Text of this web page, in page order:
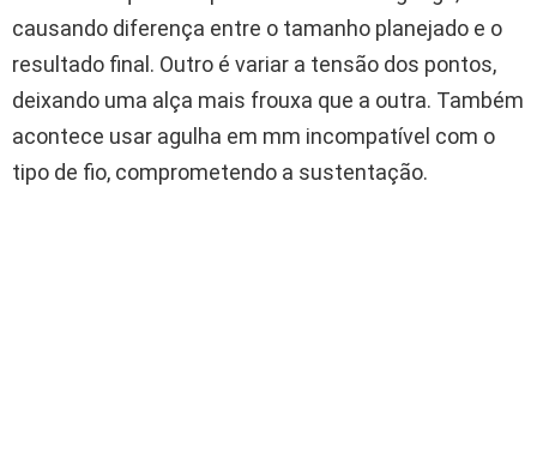
causando diferença entre o tamanho planejado e o
resultado final. Outro é variar a tensão dos pontos,
deixando uma alça mais frouxa que a outra. Também
acontece usar agulha em mm incompatível com o
tipo de fio, comprometendo a sustentação.